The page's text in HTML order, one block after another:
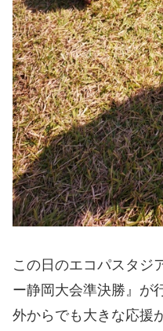
この日のエコパスタジ
ー静岡大会準決勝』が
外からでも大きな応援